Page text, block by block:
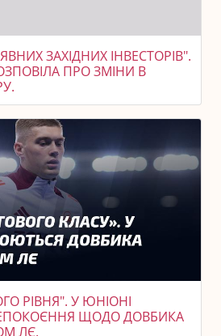
ЗАХІДНИХ ІНВЕСТОРІВ".
ПРО ЗМІНИ В
РІВНЯ". У ЮНІОНІ
ЩОДО ДОВБИКА
ЛЄ.